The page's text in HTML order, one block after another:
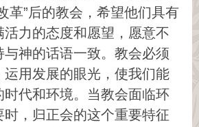
革”后的教会，希望他们具有
活力的态度和愿望，愿意不
与神的话语一致。教会必须
运用发展的眼光，使我们能
时代和环境。当教会面临环
，归正会的这个重要特征